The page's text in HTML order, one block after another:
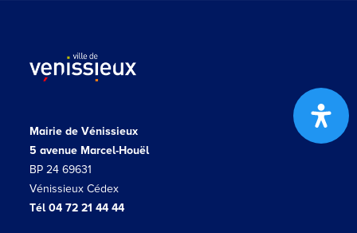
Mairie de Vénissieux
5 avenue Marcel-Houël
BP 24 69631
Vénissieux Cédex
Tél 04 72 21 44 44